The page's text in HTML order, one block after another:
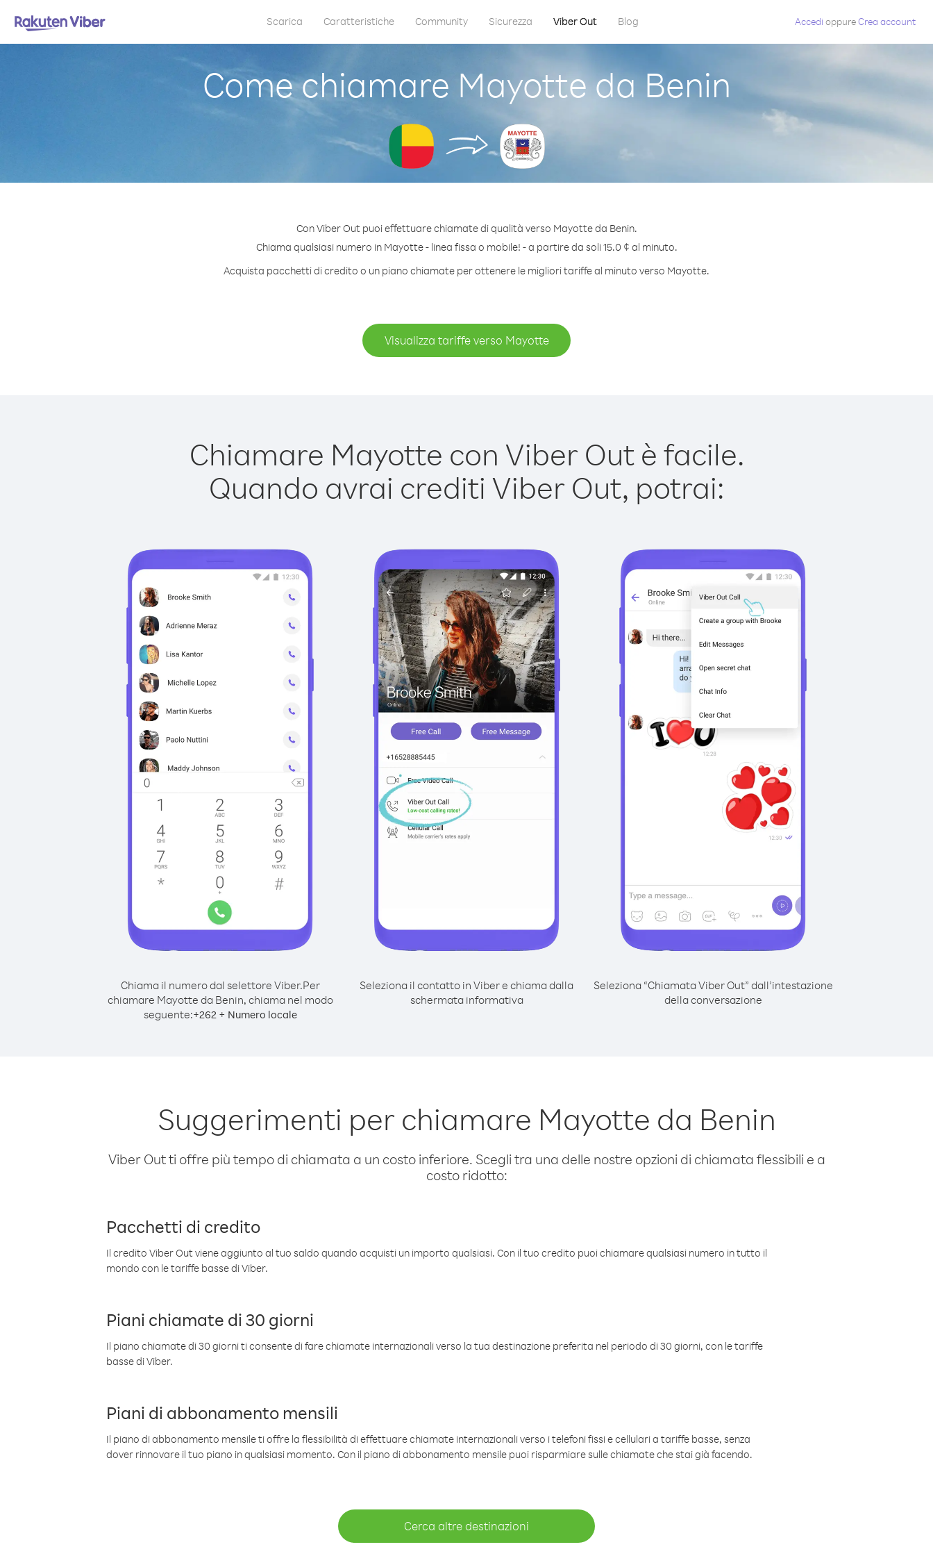
Scarica Caratteristiche Community Sicurezza Viber Out Blog Accedi oppureCrea account
Come chiamare Mayotte da Benin
Con Viber Out puoi effettuare chiamate di qualità verso Mayotte da Benin.
Chiama qualsiasi numero in Mayotte - linea fissa o mobile! - a partire da soli 15.0 ¢ al minuto.
Acquista pacchetti di credito o un piano chiamate per ottenere le migliori tariffe al minuto verso Mayotte.
Visualizza tariffe verso Mayotte
Chiamare Mayotte con Viber Out è facile.
Quando avrai crediti Viber Out, potrai:
Chiama il numero dal selettore Viber.Per
chiamare Mayotte da Benin, chiama nel modo
seguente:+262+ Numero locale
Seleziona il contatto in Viber e chiama dalla
schermata informativa
Seleziona “Chiamata Viber Out” dall’intestazione
della conversazione
Suggerimenti per chiamare Mayotte da Benin
Viber Out ti offre più tempo di chiamata a un costo inferiore. Scegli tra una delle nostre opzioni di chiamata flessibili e a
costo ridotto:
Pacchetti di credito
Il credito Viber Out viene aggiunto al tuo saldo quando acquisti un importo qualsiasi. Con il tuo credito puoi chiamare qualsiasi numero in tutto il
mondo con le tariffe basse di Viber.
Piani chiamate di 30 giorni
Il piano chiamate di 30 giorni ti consente di fare chiamate internazionali verso la tua destinazione preferita nel periodo di 30 giorni, con le tariffe
basse di Viber.
Piani di abbonamento mensili
Il piano di abbonamento mensile ti offre la flessibilità di effettuare chiamate internazionali verso i telefoni fissi e cellulari a tariffe basse, senza
dover rinnovare il tuo piano in qualsiasi momento. Con il piano di abbonamento mensile puoi risparmiare sulle chiamate che stai già facendo.
Cerca altre destinazioni